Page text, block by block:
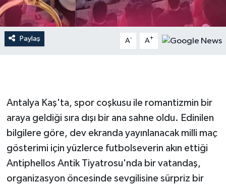
Paylaş A- A+
Antalya Kaş'ta, spor coşkusu ile romantizmin bir
araya geldiği sıra dışı bir ana sahne oldu. Edinilen
bilgilere göre, dev ekranda yayınlanacak milli maç
gösterimi için yüzlerce futbolseverin akın ettiği
Antiphellos Antik Tiyatrosu'nda bir vatandaş,
organizasyon öncesinde sevgilisine sürpriz bir